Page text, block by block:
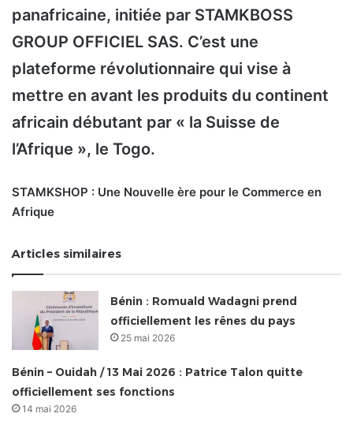
panafricaine, initiée par STAMKBOSS
GROUP OFFICIEL SAS. C’est une
plateforme révolutionnaire qui vise à
mettre en avant les produits du continent
africain débutant par « la Suisse de
l’Afrique », le Togo.
STAMKSHOP : Une Nouvelle ère pour le Commerce en
Afrique
Articles similaires
Bénin : Romuald Wadagni prend
officiellement les rênes du pays
25 mai 2026
Bénin – Ouidah / 13 Mai 2026 : Patrice Talon quitte
officiellement ses fonctions
14 mai 2026